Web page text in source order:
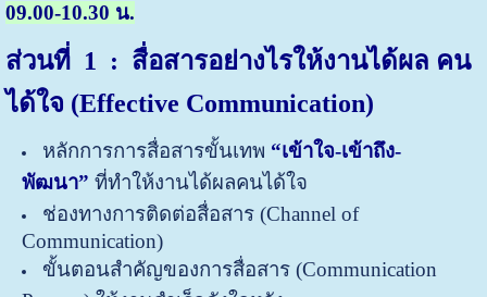
09.00-10.30 น.
ส่วนที่ 1 : สื่อสารอย่างไรให้งานได้ผล คน
ได้ใจ (Effective Communication)
หลักการการสื่อสารขั้นเทพ “เข้าใจ-เข้าถึง-
พัฒนา” ที่ทำให้งานได้ผลคนได้ใจ
ช่องทางการติดต่อสื่อสาร (Channel of
Communication)
ขั้นตอนสำคัญของการสื่อสาร (Communication